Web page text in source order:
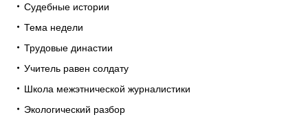
Судебные истории
Тема недели
Трудовые династии
Учитель равен солдату
Школа межэтнической журналистики
Экологический разбор